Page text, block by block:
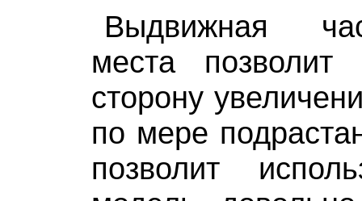
Выдвижная
места позволит
сторону
по мере
позволит